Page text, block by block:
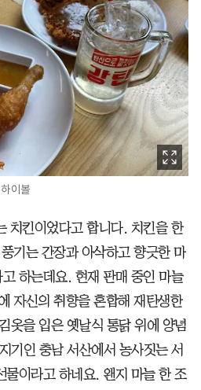
이볼
치킨이었다고 합니다. 치킨을 한
기는 간장과 아삭하고 향긋한 마
하는데요. 현재 판매 중인 마늘
자신의 취향을 혼합해 재탄생한
옷을 입은 옛날식 통닭 위에 양념
기인 충남 서산에서 농사짓는 서
물이라고 하네요. 왠지 마늘 한 조